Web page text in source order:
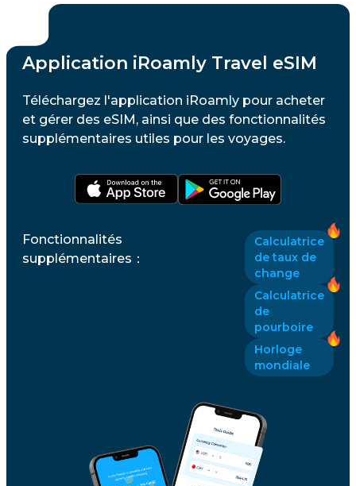
Application iRoamly Travel eSIM
Téléchargez l'application iRoamly pour acheter
et gérer des eSIM, ainsi que des fonctionnalités
supplémentaires utiles pour les voyages.
Fonctionnalités
supplémentaires ：
Calculatrice
de taux de
change
Calculatrice
de
pourboire
Horloge
mondiale